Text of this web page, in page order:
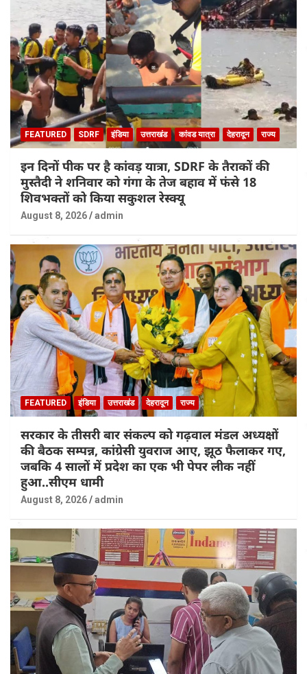
FEATURED SDRF इंडिया उत्तराखंड कांवड यात्रा देहरादून राज्य
इन दिनों पीक पर है कांवड़ यात्रा, SDRF के तैराकों की
मुस्तैदी ने शनिवार को गंगा के तेज बहाव में फंसे 18
शिवभक्तों को किया सकुशल रेस्क्यू
August 8, 2026 admin
FEATURED इंडिया उत्तराखंड देहरादून राज्य
सरकार के तीसरी बार संकल्प को गढ़वाल मंडल अध्यक्षों
की बैठक सम्पन्न, कांग्रेसी युवराज आए, झूठ फैलाकर गए,
जबकि 4 सालों में प्रदेश का एक भी पेपर लीक नहीं
हुआ..सीएम धामी
August 8, 2026 admin